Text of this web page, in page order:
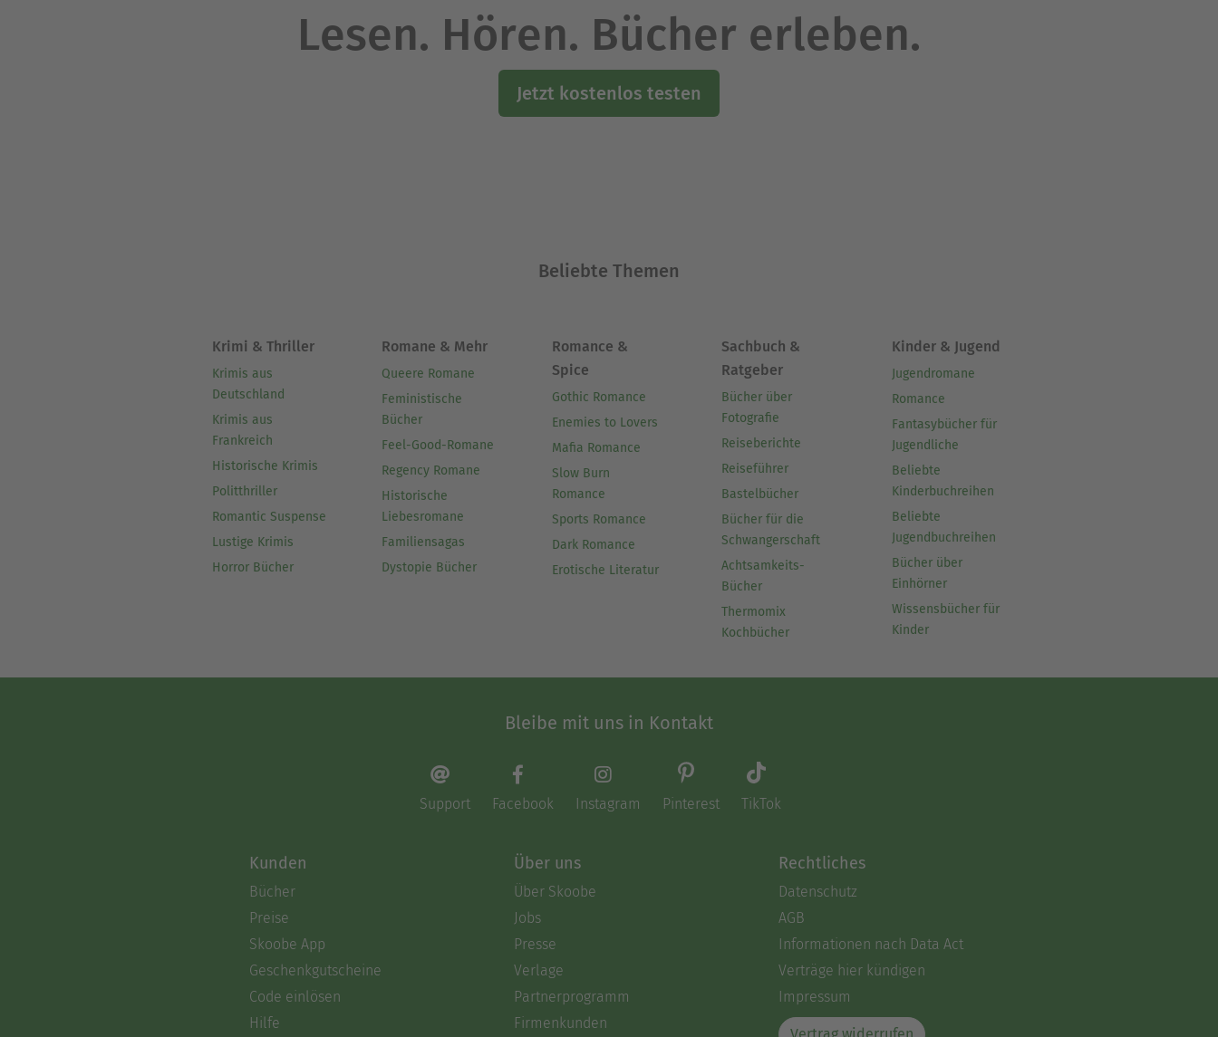
Lesen. Hören. Bücher erleben.
Jetzt kostenlos testen
Beliebte Themen
Krimi & Thriller
Krimis aus
Deutschland
Krimis aus
Frankreich
Historische Krimis
Politthriller
Romantic Suspense
Lustige Krimis
Horror Bücher
Romane & Mehr
Queere Romane
Feministische
Bücher
Feel-Good-Romane
Regency Romane
Historische
Liebesromane
Familiensagas
Dystopie Bücher
Romance &
Spice
Gothic Romance
Enemies to Lovers
Mafia Romance
Slow Burn
Romance
Sports Romance
Dark Romance
Erotische Literatur
Sachbuch &
Ratgeber
Bücher über
Fotografie
Reiseberichte
Reiseführer
Bastelbücher
Bücher für die
Schwangerschaft
Achtsamkeits-
Bücher
Thermomix
Kochbücher
Kinder & Jugend
Jugendromane
Romance
Fantasybücher für
Jugendliche
Beliebte
Kinderbuchreihen
Beliebte
Jugendbuchreihen
Bücher über
Einhörner
Wissensbücher für
Kinder
Bleibe mit uns in Kontakt
Support Facebook Instagram Pinterest TikTok
Kunden
Bücher
Preise
Skoobe App
Geschenkgutscheine
Code einlösen
Hilfe
Über uns
Über Skoobe
Jobs
Presse
Verlage
Partnerprogramm
Firmenkunden
Rechtliches
Datenschutz
AGB
Informationen nach Data Act
Verträge hier kündigen
Impressum
Vertrag widerrufen